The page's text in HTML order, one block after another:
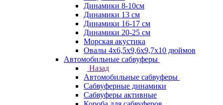
Динамики 8-10см
Динамики 13 см
Динамики 16-17 см
Динамики 20-25 см
Морская акустика
Овалы 4х6,5х9,6x9,7х10 дюймов
Автомобильные сабвуферы
Назад
Автомобильные сабвуферы
Сабвуферные динамики
Сабвуферы активные